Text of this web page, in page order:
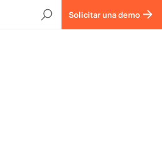
Solicitar una demo